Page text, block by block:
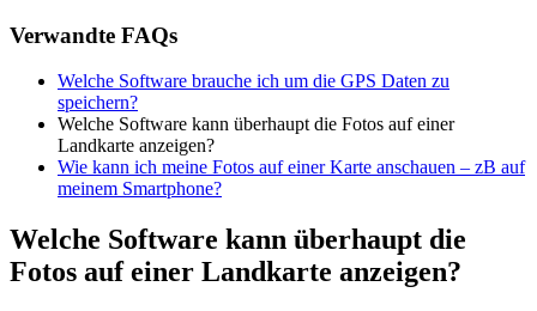
Verwandte FAQs
Welche Software brauche ich um die GPS Daten zu
speichern?
Welche Software kann überhaupt die Fotos auf einer
Landkarte anzeigen?
Wie kann ich meine Fotos auf einer Karte anschauen – zB auf
meinem Smartphone?
Welche Software kann überhaupt die
Fotos auf einer Landkarte anzeigen?